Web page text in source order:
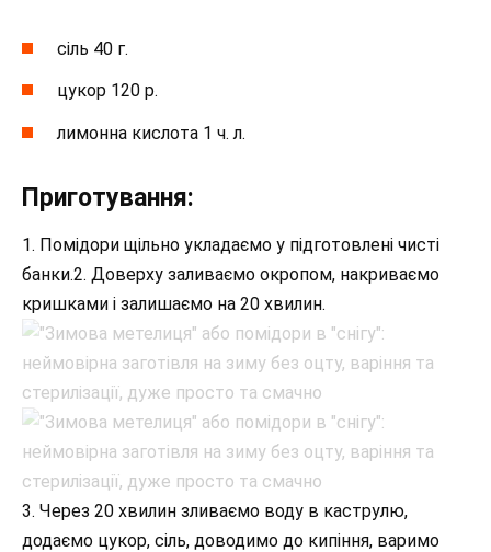
сіль 40 г.
цукор 120 р.
лимонна кислота 1 ч. л.
Приготування:
1. Помідори щільно укладаємо у підготовлені чисті
банки.2. Доверху заливаємо окропом, накриваємо
кришками і залишаємо на 20 хвилин.
3. Через 20 хвилин зливаємо воду в каструлю,
додаємо цукор, сіль, доводимо до кипіння, варимо